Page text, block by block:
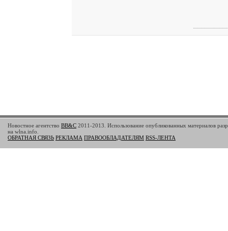
Новостное агентство BB&C 2011-2013. Использование опубликованных материалов
на wlna.info.
ОБРАТНАЯ СВЯЗЬ РЕКЛАМА ПРАВООБЛАДАТЕЛЯМ RSS-ЛЕНТА